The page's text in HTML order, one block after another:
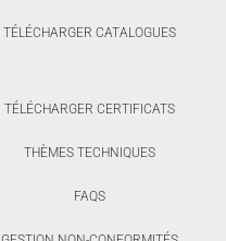
TÉLÉCHARGER CATALOGUES
TÉLÉCHARGER CERTIFICATS
THÈMES TECHNIQUES
FAQS